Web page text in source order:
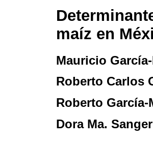
maíz en
Mauricio
Roberto Carlos
Roberto García-
Dora Ma.